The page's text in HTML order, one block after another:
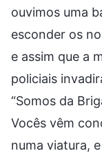
ouvimos uma
esconder os
e assim que a
policiais
“Somos da
Vocês vêm
numa viatura,